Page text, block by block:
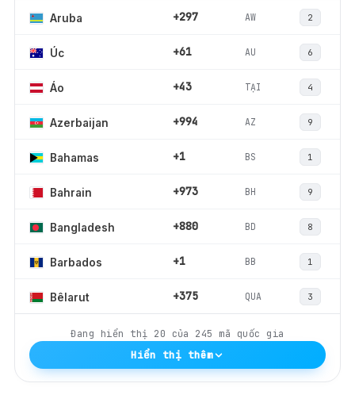
Aruba +297 AW 2
Úc +61 AU 6
Áo +43 TẠI 4
Azerbaijan +994 AZ 9
Bahamas +1 BS 1
Bahrain +973 BH 9
Bangladesh +880 BD 8
Barbados +1 BB 1
Bêlarut +375 QUA 3
Đang hiển thị 20 của 245 mã quốc gia
Hiển thị thêm